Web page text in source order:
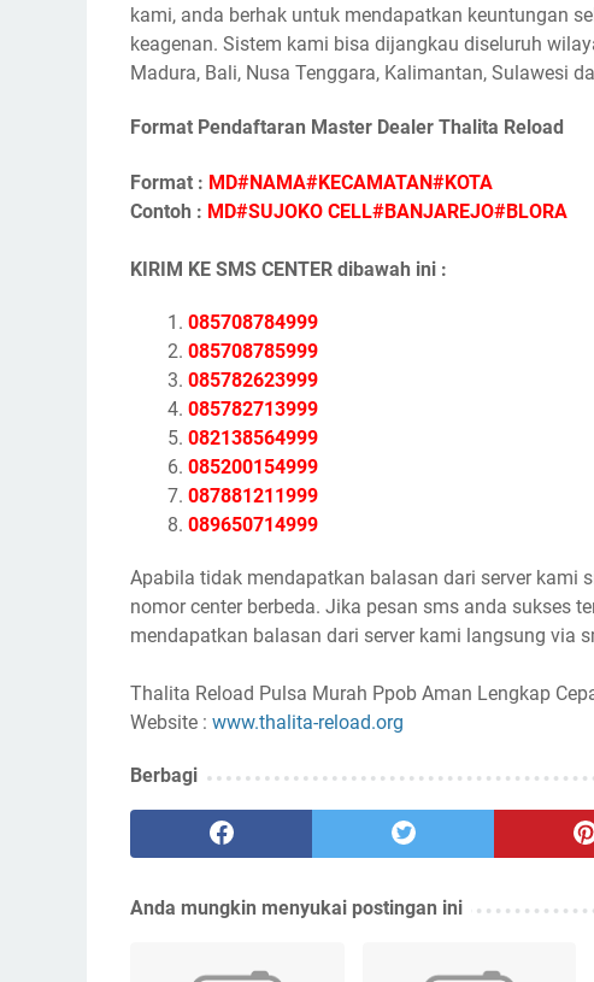
kami, anda berhak untuk mendapatkan keuntungan
keagenan. Sistem kami bisa dijangkau diseluruh
Madura, Bali, Nusa Tenggara, Kalimantan, Sulawesi
Format Pendaftaran Master Dealer Thalita Reload
Format : MD#NAMA#KECAMATAN#KOTA
Contoh : MD#SUJOKO CELL#BANJAREJO#BLORA
KIRIM KE SMS CENTER dibawah ini :
085708784999
085708785999
085782623999
085782713999
082138564999
085200154999
087881211999
089650714999
Apabila tidak mendapatkan balasan dari server kami
nomor center berbeda. Jika pesan sms anda sukses
mendapatkan balasan dari server kami langsung via
Thalita Reload Pulsa Murah Ppob Aman Lengkap
Website : www.thalita-reload.org
Berbagi
Anda mungkin menyukai postingan ini